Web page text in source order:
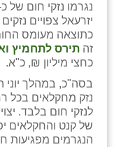
נגרמו נזקי חום של כ-2.5 מיליון ₪.
יזרעאל צפויים
כתוצאה מעומס
זה תירס לתחמיץ
כחצי מיליון ₪, כ"א.
נזק מחקלאים בכל
לנזקי חום בלבד.
של קנט והחקלאים
הנגרמים מפגיעות
נאות הכיכר
נווה אטי״ב
ניר צבי
עין חצבה